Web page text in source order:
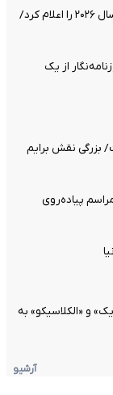
جشنواره جهانی معماری فهرست نهایی نامزدهای سال ۲۰۲۶ را اعلام کرد/
از یک
بزرگی نقش برایم
به زائران مراسم پیاده‌روی
و «الکلاسیکو» به
آرشیو